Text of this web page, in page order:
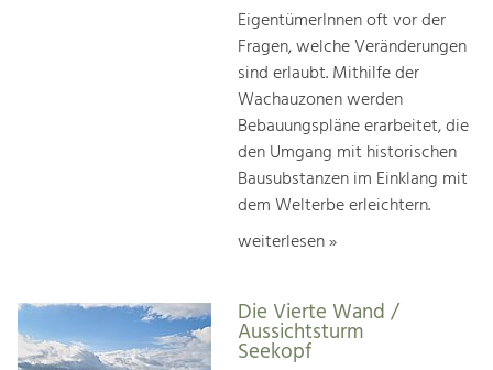
EigentümerInnen oft vor der
Fragen, welche Veränderungen
sind erlaubt. Mithilfe der
Wachauzonen werden
Bebauungspläne erarbeitet, die
den Umgang mit historischen
Bausubstanzen im Einklang mit
dem Welterbe erleichtern.
weiterlesen »
Die Vierte Wand /
Aussichtsturm
Seekopf